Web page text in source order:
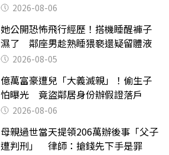
2026-08-06
她公開恐怖飛行經歷！搭機睡醒褲子
濕了 鄰座男趁熟睡猥褻還疑留體液
2026-08-05
億萬富豪遭兒「大義滅親」！偷生子
怕曝光 竟盜鄰居身份辦假證落戶
2026-08-06
母親過世當天提領206萬辦後事「父子
遭判刑」 律師：搶錢先下手是罪